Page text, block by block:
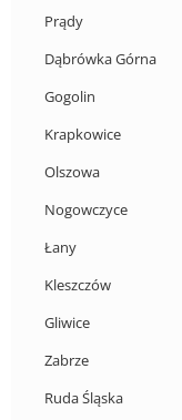
Prądy
Dąbrówka Górna
Gogolin
Krapkowice
Olszowa
Nogowczyce
Łany
Kleszczów
Gliwice
Zabrze
Ruda Śląska